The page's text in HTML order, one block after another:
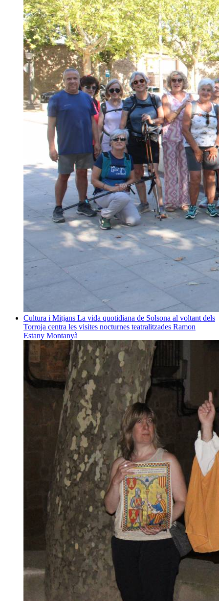
Cultura i Mitjans La vida quotidiana de Solsona al voltant dels
Torroja centra les visites nocturnes teatralitzades Ramon
Estany Montanyà